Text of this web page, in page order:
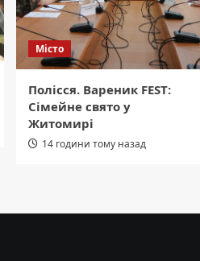
Місто
Полісся. Вареник FEST:
Сімейне свято у
Житомирі
14 години тому назад